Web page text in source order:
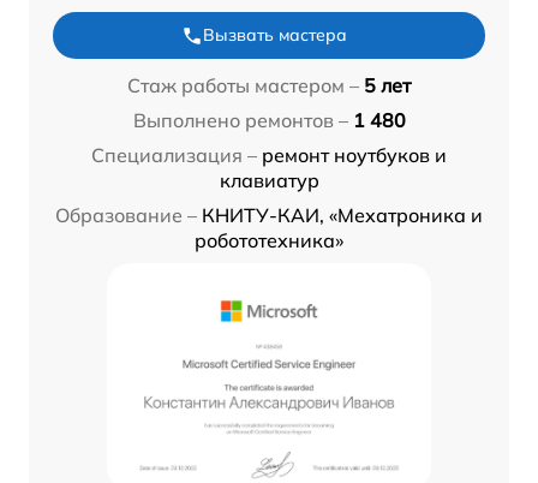
Вызвать мастера
Стаж работы мастером – 5 лет
Выполнено ремонтов – 1 480
Специализация – ремонт ноутбуков и
клавиатур
Образование – КНИТУ-КАИ, «Мехатроника и
робототехника»